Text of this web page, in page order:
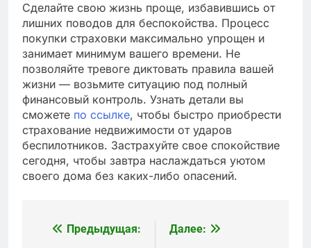
Сделайте свою жизнь проще, избавившись от
лишних поводов для беспокойства. Процесс
покупки страховки максимально упрощен и
занимает минимум вашего времени. Не
позволяйте тревоге диктовать правила вашей
жизни — возьмите ситуацию под полный
финансовый контроль. Узнать детали вы
сможете по ссылке, чтобы быстро приобрести
страхование недвижимости от ударов
беспилотников. Застрахуйте свое спокойствие
сегодня, чтобы завтра наслаждаться уютом
своего дома без каких-либо опасений.
Навигация
Предыдущая: Далее: